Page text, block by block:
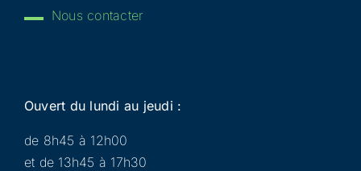
Nous contacter
Ouvert du lundi au jeudi :
de 8h45 à 12h00
et de 13h45 à 17h30